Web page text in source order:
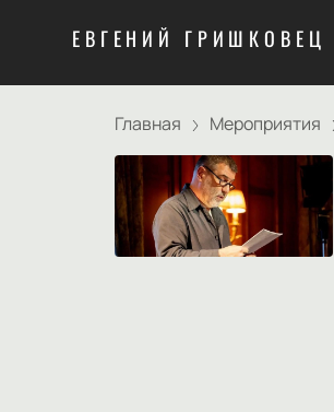
ЕВГЕНИЙ ГРИШКОВЕЦ
Главная Мероприятия